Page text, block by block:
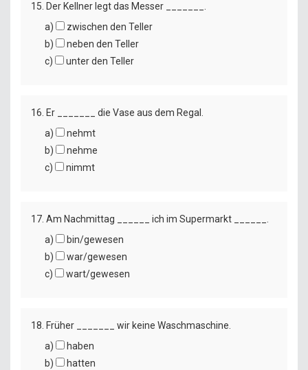
15. Der Kellner legt das Messer _______.
a)
zwischen den Teller
b)
neben den Teller
c)
unter den Teller
16. Er _______ die Vase aus dem Regal.
a)
nehmt
b)
nehme
c)
nimmt
17. Am Nachmittag ______ ich im Supermarkt ______.
a)
bin/gewesen
b)
war/gewesen
c)
wart/gewesen
18. Früher _______ wir keine Waschmaschine.
a)
haben
b)
hatten